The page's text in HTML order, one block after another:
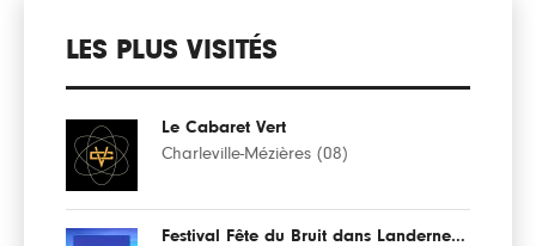
LES PLUS VISITÉS
Le Cabaret Vert
Charleville-Mézières (08)
Festival Fête du Bruit dans Landerneau